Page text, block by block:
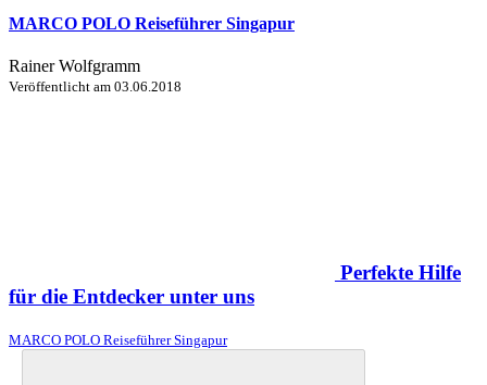
MARCO POLO Reiseführer Singapur
Rainer Wolfgramm
Veröffentlicht am 03.06.2018
Perfekte Hilfe
für die Entdecker unter uns
MARCO POLO Reiseführer Singapur